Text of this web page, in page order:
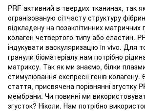
PRF активний в твердих тканинах, так
огранізованую сітчасту структуру
відкладену на позаклітинних матричних
колаген четвертого типу або еластин.
індукувати васкуляризацію in vivo. Для
гранули біоматеріалу нам потрібно
матриксу. Так як ми знаємо, білки
стимулювання експресії генів колагену.
стаття, присвячена порівнянні згустку
мембрани. Чи повинні ми
згусток? Ніколи. Нам потрібно